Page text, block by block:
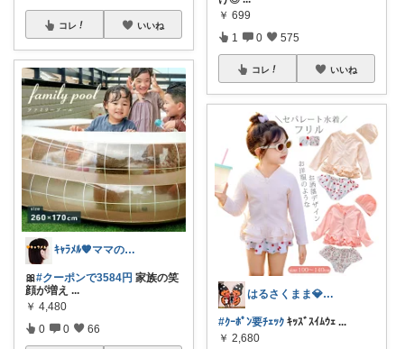
コレ いいね
ｷｬﾗﾒﾙ🧡ママのかわいい×ラク育児✼
🎀#クーポンで3584円 家族の笑
顔が増え ...
￥ 4,480
0 0 66
￥ 699
1 0 575
コレ いいね
はるさくまま💎兄妹ﾜｰﾏﾏ🦋ig/X
#ｸｰﾎﾟﾝ要ﾁｪｯｸ ｷｯｽﾞｽｲﾑｳｪ ...
￥ 2,680